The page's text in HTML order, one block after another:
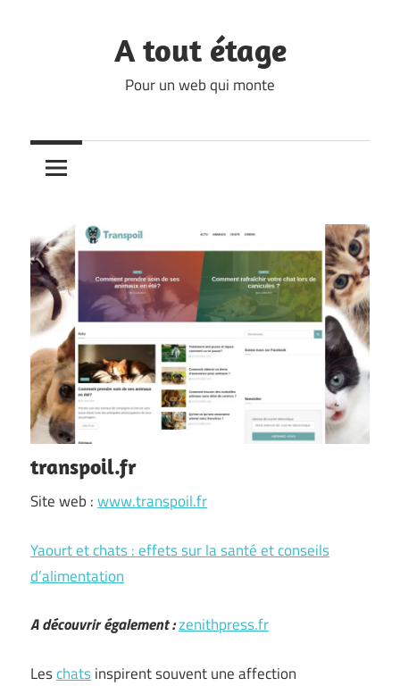
A tout étage
Pour un web qui monte
transpoil.fr
Site web :www.transpoil.fr
Yaourt et chats : effets sur la santé et conseils
d’alimentation
A découvrir également :zenithpress.fr
Leschatsinspirent souvent une affection